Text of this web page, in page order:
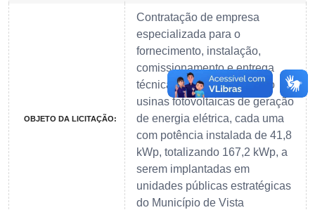
OBJETO DA LICITAÇÃO:
Contratação de empresa
especializada para o
fornecimento, instalação,
comissionamento e entrega
técnica de quatro (04) micro
usinas fotovoltaicas de geração
de energia elétrica, cada uma
com potência instalada de 41,8
kWp, totalizando 167,2 kWp, a
serem implantadas em
unidades públicas estratégicas
do Município de Vista